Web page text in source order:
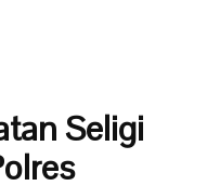
Seligi